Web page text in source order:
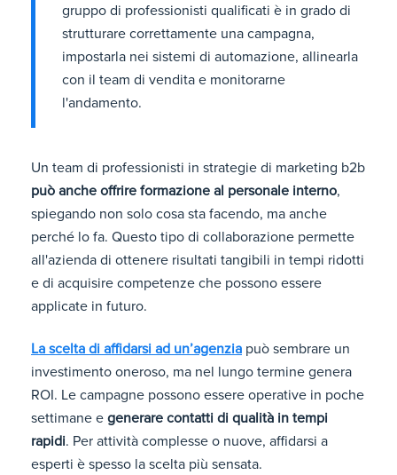
gruppo di professionisti qualificati è in grado di
strutturare correttamente una campagna,
impostarla nei sistemi di automazione, allinearla
con il team di vendita e monitorarne
l'andamento.
Un team di professionisti in strategie di marketing b2b
può anche offrire formazione al personale interno,
spiegando non solo cosa sta facendo, ma anche
perché lo fa. Questo tipo di collaborazione permette
all'azienda di ottenere risultati tangibili in tempi ridotti
e di acquisire competenze che possono essere
applicate in futuro.
La scelta di affidarsi ad un’agenzia può sembrare un
investimento oneroso, ma nel lungo termine genera
ROI. Le campagne possono essere operative in poche
settimane e generare contatti di qualità in tempi
rapidi. Per attività complesse o nuove, affidarsi a
esperti è spesso la scelta più sensata.